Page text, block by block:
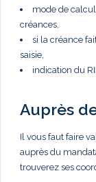
mode de
créances,
si la créance
saisie,
indication du
Auprès
Il vous faut faire
auprès du
trouverez ses